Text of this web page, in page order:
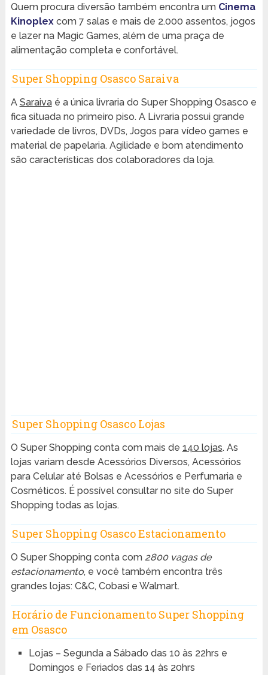
Quem procura diversão também encontra um Cinema
Kinoplexcom 7 salas e mais de 2.000 assentos, jogos
e lazer na Magic Games, além de uma praça de
alimentação completa e confortável.
Super Shopping Osasco Saraiva
A Saraivaé a única livraria do Super Shopping Osasco e
fica situada no primeiro piso. A Livraria possui grande
variedade de livros, DVDs, Jogos para vídeo games e
material de papelaria. Agilidade e bom atendimento
são características dos colaboradores da loja.
Super Shopping Osasco Lojas
O Super Shopping conta com mais de 140 lojas. As
lojas variam desde Acessórios Diversos, Acessórios
para Celular até Bolsas e Acessórios e Perfumaria e
Cosméticos. É possível consultar no site do Super
Shopping todas as lojas.
Super Shopping Osasco Estacionamento
O Super Shopping conta com 2800 vagas de
estacionamento, e você também encontra três
grandes lojas: C&C, Cobasi e Walmart.
Horário de Funcionamento Super Shopping
em Osasco
Lojas – Segunda a Sábado das 10 às 22hrs e
Domingos e Feriados das 14 às 20hrs